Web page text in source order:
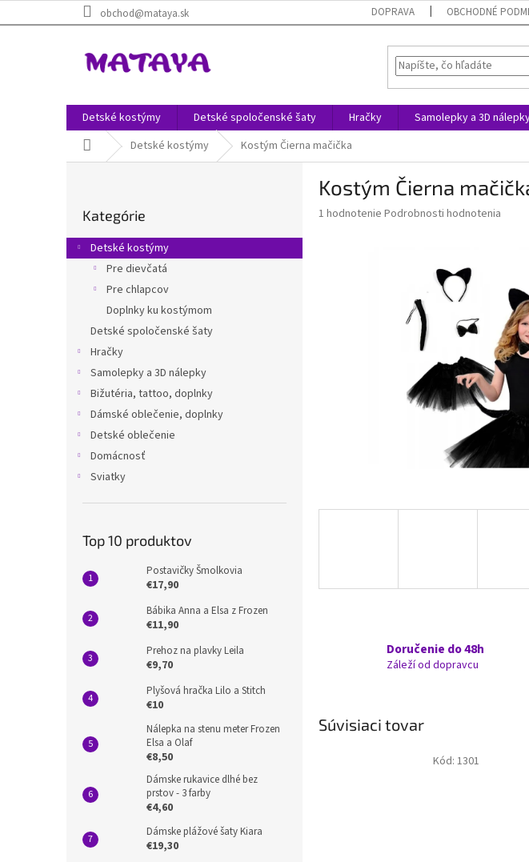
na
obchod@mataya.sk DOPRAVA OBCHODNÉ
Detské kostýmy Detské spoločenské šaty Hračky Samolepky a 3D
DomovDetské kostýmy Kostým Čierna mačička
ý
p
kategórie
Kategórie
Detské kostýmy
Pre dievčatá
Pre chlapcov
Doplnky ku kostýmom
Detské spoločenské šaty
Hračky
Samolepky a 3D nálepky
Bižutéria, tattoo, doplnky
Dámské oblečenie, doplnky
Detské oblečenie
Domácnosť
Sviatky
Top 10 produktov
Postavičky Šmolkovia
€17,90
Bábika Anna a Elsa z Frozen
€11,90
Prehoz na plavky Leila
€9,70
Plyšová hračka Lilo a Stitch
€10
Nálepka na stenu meter Frozen
Elsa a Olaf
€8,50
Dámske rukavice dlhé bez
prstov - 3 farby
€4,60
Dámske plážové šaty Kiara
€19,30
Kostým Čierna
Priemerné
1 hodnotenie Podrobnosti hodnotenia
Doručenie do 48h
Záleží od dopravcu
Súvisiaci tovar
Kód: 1301